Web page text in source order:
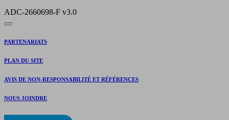
ADC-2660698-F v3.0
PARTENARIATS
PLAN DU SITE
AVIS DE NON-RESPONSABILITÉ ET RÉFÉRENCES
NOUS JOINDRE